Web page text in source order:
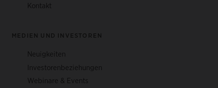
Kontakt
MEDIEN UND INVESTOREN
Neuigkeiten
Investorenbeziehungen
Webinare & Events